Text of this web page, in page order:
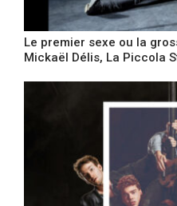
Le premier sexe ou la
Mickaël Délis, La Piccola